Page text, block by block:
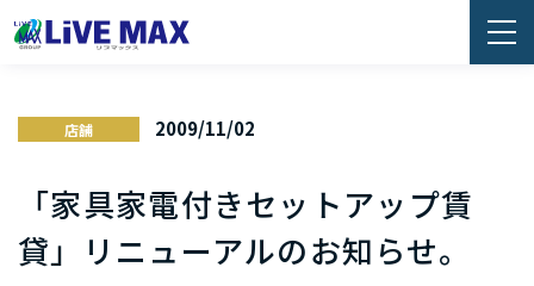
店舗 2009/11/02
「家具家電付きセットアップ賃
貸」リニューアルのお知らせ。